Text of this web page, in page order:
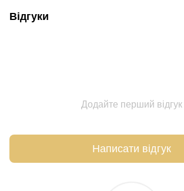
Відгуки
Додайте перший відгук
Написати відгук